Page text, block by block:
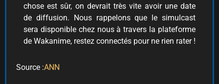
chose est sûr, on devrait très vite avoir une date
de diffusion. Nous rappelons que le simulcast
sera disponible chez nous à travers la plateforme
de Wakanime, restez connectés pour ne rien rater !
Source :ANN